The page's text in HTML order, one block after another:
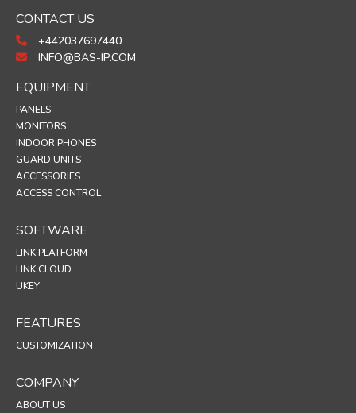
CONTACT US
+442037697440
INFO@BAS-IP.COM
EQUIPMENT
PANELS
MONITORS
INDOOR PHONES
GUARD UNITS
ACCESSORIES
ACCESS CONTROL
SOFTWARE
LINK PLATFORM
LINK CLOUD
UKEY
FEATURES
CUSTOMIZATION
COMPANY
ABOUT US